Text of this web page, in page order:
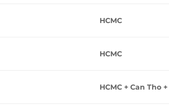
HCMC
HCMC
HCMC + Can Tho